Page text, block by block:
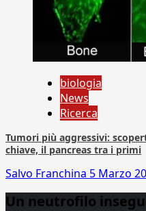
biologia
News
Ricerca
Tumori più aggressivi:
chiave, il pancreas tra i primi
Salvo Franchina 5 Marzo
Un neutrofilo